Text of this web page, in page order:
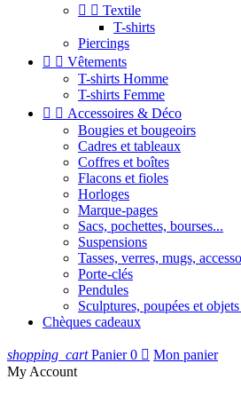
  Textile
T-shirts
Piercings
  Vêtements
T-shirts Homme
T-shirts Femme
  Accessoires & Déco
Bougies et bougeoirs
Cadres et tableaux
Coffres et boîtes
Flacons et fioles
Horloges
Marque-pages
Sacs, pochettes, bourses...
Suspensions
Tasses, verres, mugs,
Porte-clés
Pendules
Sculptures, poupées et
Chèques cadeaux
shopping_cart Panier 0  Mon panier
My Account